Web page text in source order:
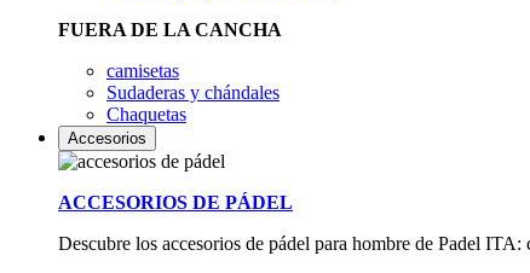
FUERA DE LA CANCHA
camisetas
Sudaderas y chándales
Chaquetas
Accesorios
ACCESORIOS DE PÁDEL
Descubre los accesorios de pádel para hombre de Padel